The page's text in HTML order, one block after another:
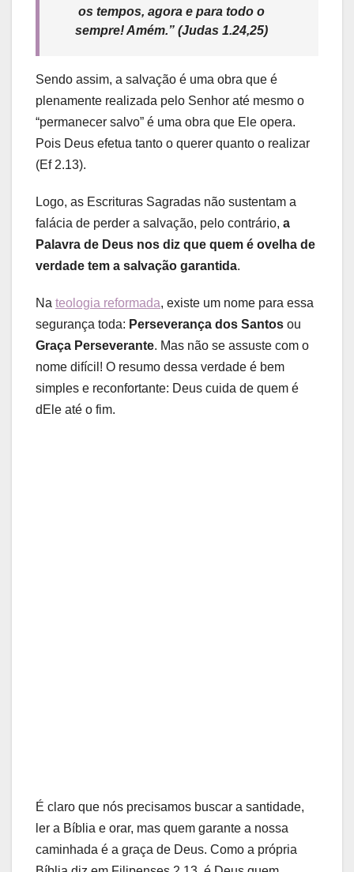
os tempos, agora e para todo o
sempre! Amém.” (Judas 1.24,25)
Sendo assim, a salvação é uma obra que é
plenamente realizada pelo Senhor até mesmo o
“permanecer salvo” é uma obra que Ele opera.
Pois Deus efetua tanto o querer quanto o realizar
(Ef 2.13).
Logo, as Escrituras Sagradas não sustentam a
falácia de perder a salvação, pelo contrário, a
Palavra de Deus nos diz que quem é ovelha de
verdade tem a salvação garantida.
Na teologia reformada, existe um nome para essa
segurança toda: Perseverança dos Santos ou
Graça Perseverante. Mas não se assuste com o
nome difícil! O resumo dessa verdade é bem
simples e reconfortante: Deus cuida de quem é
dEle até o fim.
É claro que nós precisamos buscar a santidade,
ler a Bíblia e orar, mas quem garante a nossa
caminhada é a graça de Deus. Como a própria